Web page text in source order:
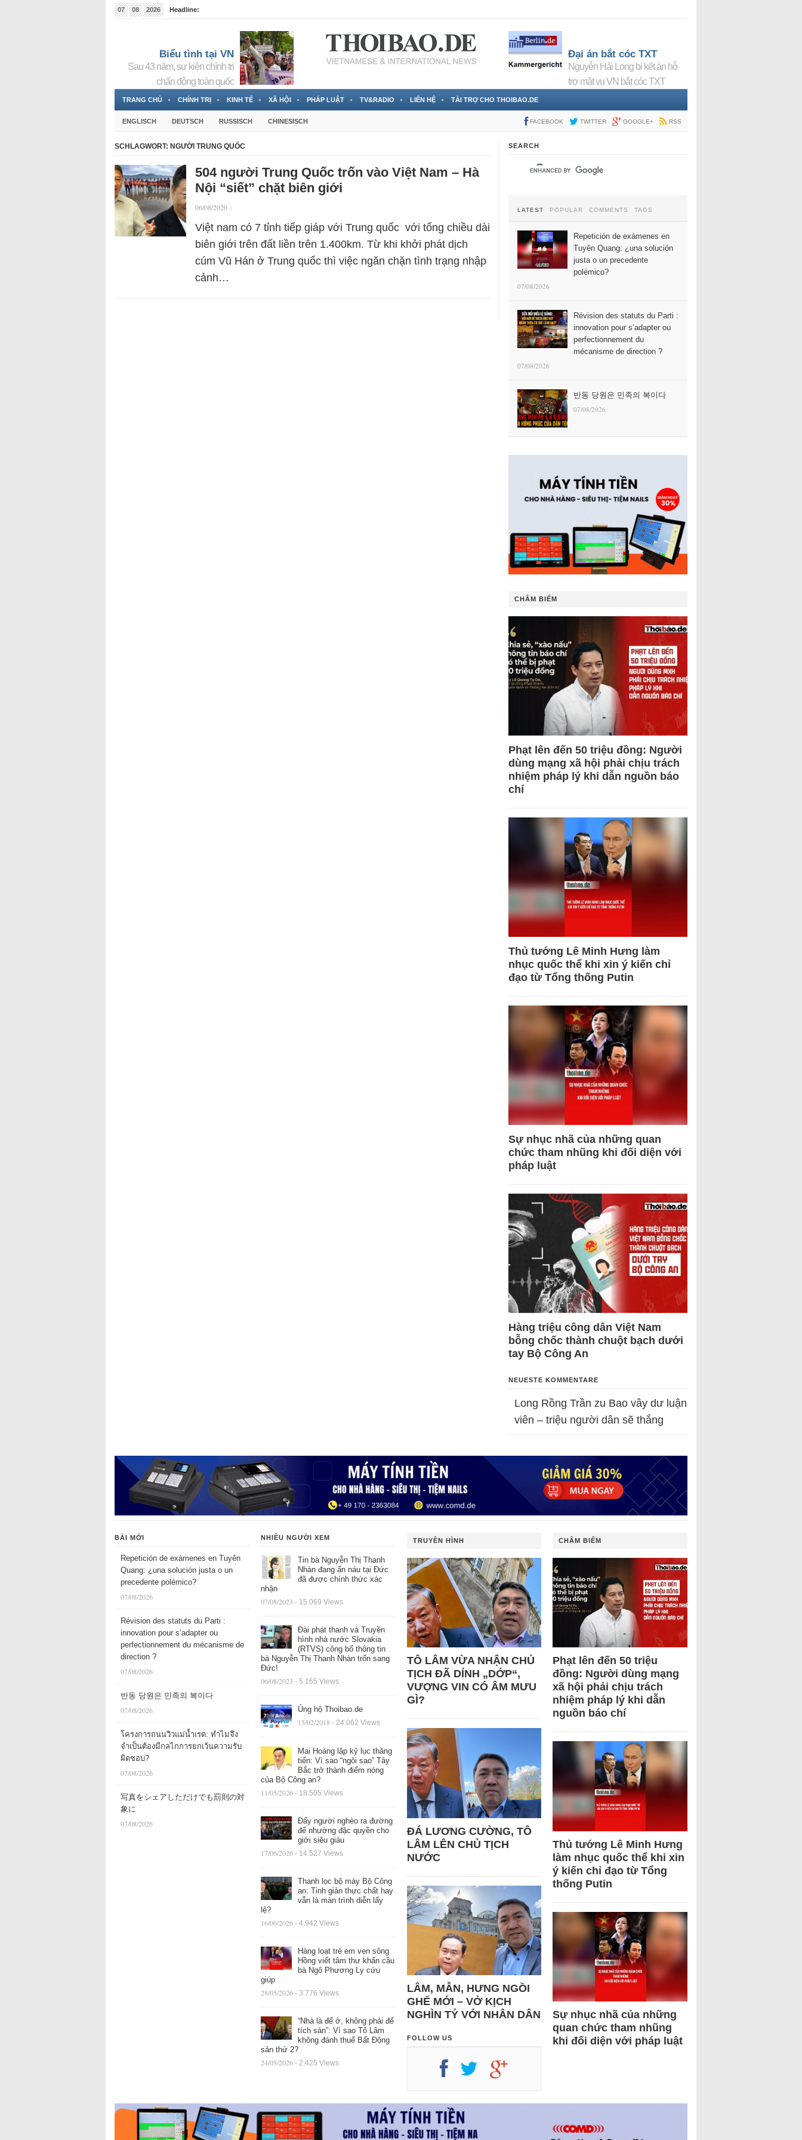
07 08 2026
Headline:
Biểu tình tại VN
Sau 43 năm, sự kiện chính trị
chấn động toàn quốc
Đại án bắt cóc TXT
Nguyễn Hải Long bị kết án hỗ
trợ mật vụ VN bắt cóc TXT
TRANG CHỦ CHÍNH TRỊ KINH TẾ XÃ HỘI PHÁP LUẬT TV&RADIO LIÊN HỆ TÀI TRỢ CHO THOIBAO.DE
ENGLISCH DEUTSCH RUSSISCH CHINESISCH FACEBOOK TWITTER GOOGLE+ RSS
SCHLAGWORT: NGƯỜI TRUNG QUỐC
504 người Trung Quốc trốn vào Việt Nam – Hà
Nội “siết” chặt biên giới
06/08/2020 |
Việt nam có 7 tỉnh tiếp giáp với Trung quốc với tổng chiều dài
biên giới trên đất liền trên 1.400km. Từ khi khởi phát dịch
cúm Vũ Hán ở Trung quốc thì việc ngăn chặn tình trạng nhập
cảnh…
SEARCH
LATEST POPULAR COMMENTS TAGS
Repetición de exámenes en
Tuyên Quang: ¿una solución
justa o un precedente
polémico?
07/08/2026
Révision des statuts du Parti :
innovation pour s’adapter ou
perfectionnement du
mécanisme de direction ?
07/08/2026
반동 당원은 민족의 복이다
07/08/2026
CHÂM BIẾM
Phạt lên đến 50 triệu đồng: Người
dùng mạng xã hội phải chịu trách
nhiệm pháp lý khi dẫn nguồn báo
chí
Thủ tướng Lê Minh Hưng làm
nhục quốc thể khi xin ý kiến chỉ
đạo từ Tổng thống Putin
Sự nhục nhã của những quan
chức tham nhũng khi đối diện với
pháp luật
Hàng triệu công dân Việt Nam
bỗng chốc thành chuột bạch dưới
tay Bộ Công An
NEUESTE KOMMENTARE
Long Rồng Trần zu Bao vây dư luận
viên – triệu người dân sẽ thắng
BÀI MỚI
Repetición de exámenes en Tuyên
Quang: ¿una solución justa o un
precedente polémico?
07/08/2026
Révision des statuts du Parti :
innovation pour s’adapter ou
perfectionnement du mécanisme de
direction ?
07/08/2026
반동 당원은 민족의 복이다
07/08/2026
โครงการถนนวิวแม่น้ำเรด: ทำไมจึง
จำเป็นต้องมีกลไกการยกเว้นความรับ
ผิดชอบ?
07/08/2026
写真をシェアしただけでも罰則の対
象に
07/08/2026
NHIỀU NGƯỜI XEM
Tin bà Nguyễn Thị Thanh
Nhàn đang ẩn náu tại Đức
đã được chính thức xác
nhận
07/08/2023 - 15.069 Views
Đài phát thanh và Truyền
hình nhà nước Slovakia
(RTVS) công bố thông tin
bà Nguyễn Thị Thanh Nhàn trốn sang
Đức!
06/08/2023 - 5.165 Views
Ủng hộ Thoibao.de
15/02/2018 - 24.062 Views
Mai Hoàng lập kỷ lục thăng
tiến: Vì sao “ngôi sao” Tây
Bắc trở thành điểm nóng
của Bộ Công an?
11/05/2026 - 18.505 Views
Đẩy người nghèo ra đường
để nhường đặc quyền cho
giới siêu giàu
17/06/2026 - 14.527 Views
Thanh lọc bộ máy Bộ Công
an: Tinh giản thực chất hay
vẫn là màn trình diễn lấy
lệ?
16/06/2026 - 4.942 Views
Hàng loạt trẻ em ven sông
Hồng viết tâm thư khẩn cầu
bà Ngô Phương Ly cứu
giúp
28/05/2026 - 3.776 Views
“Nhà là để ở, không phải để
tích sản”: Vì sao Tô Lâm
không đánh thuế Bất Động
sản thứ 2?
24/05/2026 - 2.425 Views
TRUYỀN HÌNH
TÔ LÂM VỪA NHẬN CHỦ
TỊCH ĐÃ DÍNH „DỚP“,
VƯỢNG VIN CÓ ÂM MƯU
GÌ?
ĐÁ LƯƠNG CƯỜNG, TÔ
LÂM LÊN CHỦ TỊCH
NƯỚC
LÂM, MẪN, HƯNG NGỒI
GHẾ MỚI – VỞ KỊCH
NGHÌN TỶ VỚI NHÂN DÂN
FOLLOW US
CHÂM BIẾM
Phạt lên đến 50 triệu
đồng: Người dùng mạng
xã hội phải chịu trách
nhiệm pháp lý khi dẫn
nguồn báo chí
Thủ tướng Lê Minh Hưng
làm nhục quốc thể khi xin
ý kiến chỉ đạo từ Tổng
thống Putin
Sự nhục nhã của những
quan chức tham nhũng
khi đối diện với pháp luật